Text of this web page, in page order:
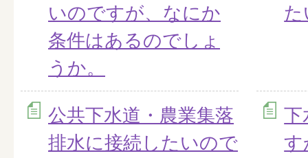
いのですが、なにか
条件はあるのでしょ
うか。
公共下水道・農業集落
排水に接続したいので
下
す